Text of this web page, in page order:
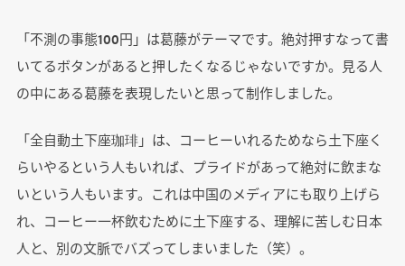
「不測の事態100円」は葛藤がテーマです。絶対押すなって書
いてるボタンがあると押したくなるじゃないですか。見る人
の中にある葛藤を表現したいと思って制作しました。
「全自動土下座珈琲」は、コーヒーいれるためなら土下座く
らいやるという人もいれば、プライドがあって絶対に飲まな
いという人もいます。これは中国のメディアにも取り上げら
れ、コーヒー一杯飲むために土下座する、理解に苦しむ日本
人と、別の文脈でバズってしまいました（笑）。